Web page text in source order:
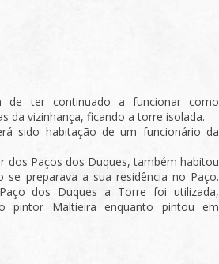
de ter continuado a funcionar como
da vizinhança, ficando a torre isolada.
sido habitação de um funcionário da
dos Paços dos Duques, também habitou
preparava a sua residência no Paço.
dos Duques a Torre foi utilizada,
pintor Maltieira enquanto pintou em